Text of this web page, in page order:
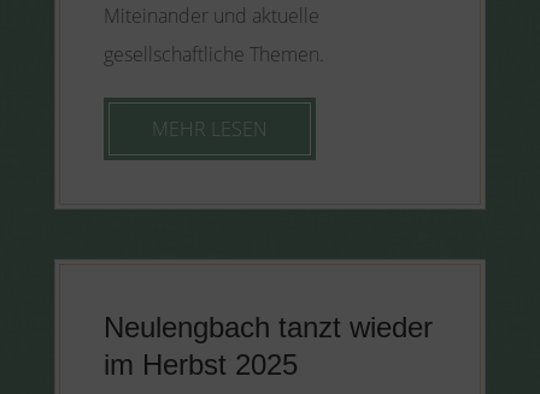
Miteinander und aktuelle
gesellschaftliche Themen.
MEHR LESEN
Neulengbach tanzt wieder
im Herbst 2025